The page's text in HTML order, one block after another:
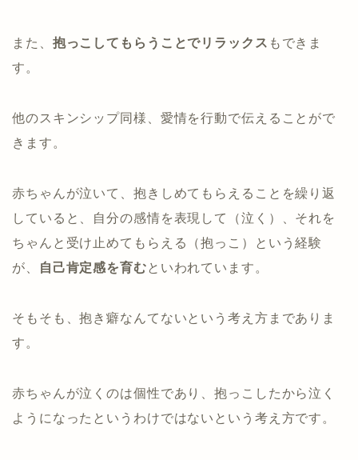
また、 抱っこしてもらうことでリラックス もできま
す。
他のスキンシップ同様、愛情を行動で伝えることがで
きます。
赤ちゃんが泣いて、抱きしめてもらえることを繰り返
していると、自分の感情を表現して（泣く）、それを
ちゃんと受け止めてもらえる（抱っこ）という経験
が、
自己肯定感を育むといわれています。
そもそも、抱き癖なんてないという考え方までありま
す。
赤ちゃんが泣くのは個性であり、抱っこしたから泣く
ようになったというわけではないという考え方です。